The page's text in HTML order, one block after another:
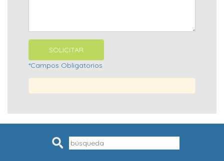
*Campos Obligatorios
Pesquisar